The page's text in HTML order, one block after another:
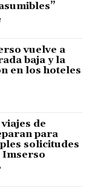
vuelve a
baja y la
en los hoteles
de
para
solicitudes
Imserso